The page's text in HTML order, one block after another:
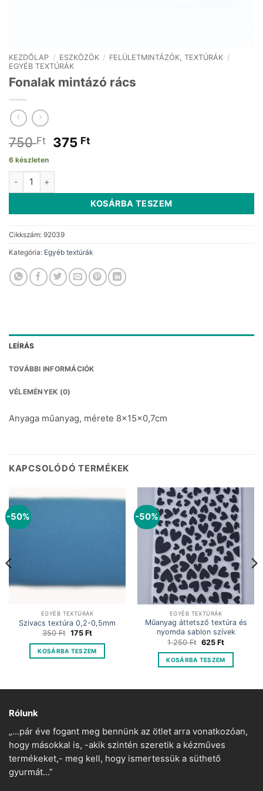
KEZDŐLAP / ESZKÖZÖK / FELÜLETMINTÁZÓK, TEXTÚRÁK /
EGYÉB TEXTÚRÁK
Fonalak mintázó rács
750Ft
Original
was:
375 FtCurrent
6 készleten
Fonalak mintázó rács mennyiség
KOSÁRBA TESZEM
Cikkszám: 92039
Kategória: Egyéb textúrák
LEÍRÁS
TOVÁBBI INFORMÁCIÓK
VÉLEMÉNYEK (0)
Anyaga műanyag, mérete 8x15x0,7cm
KAPCSOLÓDÓ TERMÉKEK
-50%
EGYÉB TEXTÚRÁK
Szivacs textúra 0,2-0,5mm
350Ft Original
was:
350 Ft.
175 FtCurrent
is:
175 Ft.
KOSÁRBA TESZEM
-50%
EGYÉB TEXTÚRÁK
Műanyag áttetsző textúra és
nyomda sablon szívek
1 250Ft Original
was:
1
250 Ft.
625 FtCurrent
is:
625 Ft.
KOSÁRBA TESZEM
Rólunk
„…pár éve fogant meg bennünk az ötlet arra vonatkozóan,
hogy másokkal is, -akik szintén szeretik a kézműves
termékeket,- meg kell, hogy ismertessük a süthető
gyurmát…”